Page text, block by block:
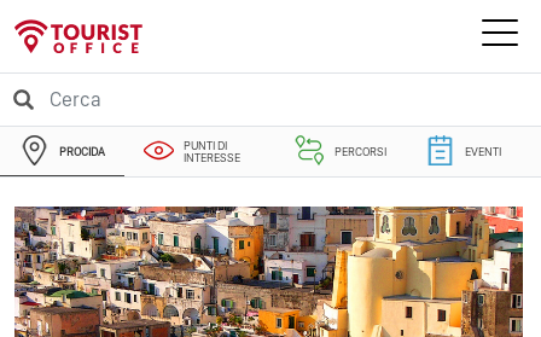
PROCIDA
PUNTI DI
INTERESSE
PERCORSI EVENTI